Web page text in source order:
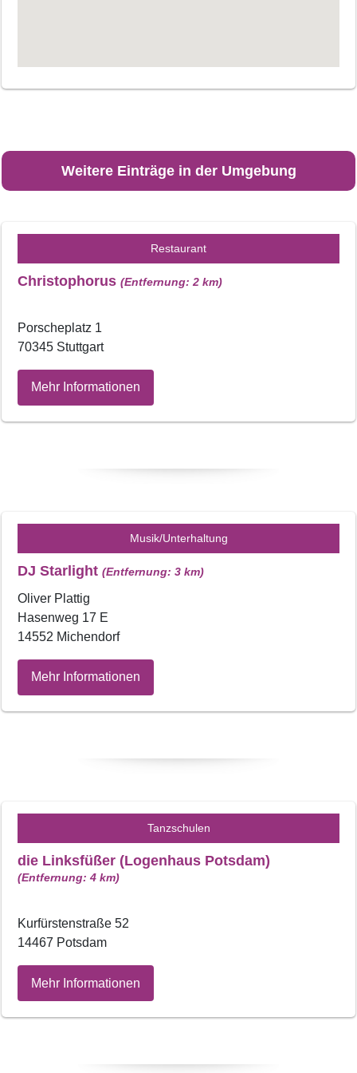
Weitere Einträge in der Umgebung
Restaurant
Christophorus (Entfernung: 2 km)
Porscheplatz 1
70345 Stuttgart
Mehr Informationen
Musik/Unterhaltung
DJ Starlight (Entfernung: 3 km)
Oliver Plattig
Hasenweg 17 E
14552 Michendorf
Mehr Informationen
Tanzschulen
die Linksfüßer (Logenhaus Potsdam)
(Entfernung: 4 km)
Kurfürstenstraße 52
14467 Potsdam
Mehr Informationen